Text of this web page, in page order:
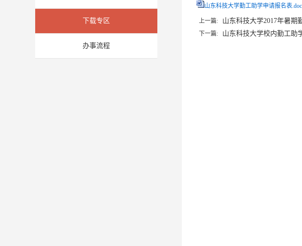
下载专区
办事流程
山东科技大学勤工助学申请报名表.doc
上一篇: 山东科技大学2017年暑期
下一篇: 山东科技大学校内勤工助